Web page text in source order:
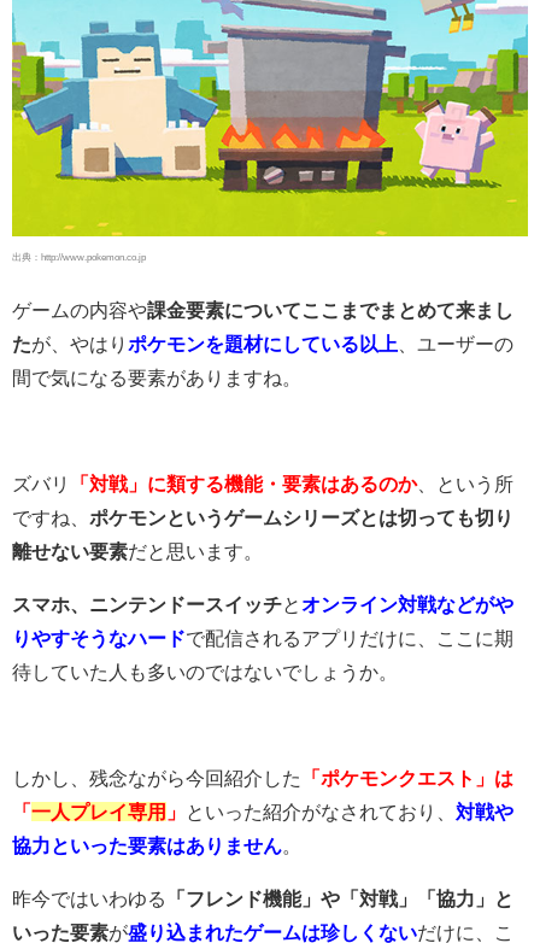
出典：http://www.pokemon.co.jp
ゲームの内容や課金要素についてここまでまとめて来まし
たが、やはり ポケモンを題材にしている以上 、ユーザーの
間で気になる要素がありますね。
ズバリ 「対戦」に類する機能・要素はあるのか、という所
ですね、 ポケモンというゲームシリーズとは切っても切り
離せない要素だと思います。
スマホ、ニンテンドースイッチと オンライン対戦などがや
りやすそうなハードで配信されるアプリだけに、ここに期
待していた人も多いのではないでしょうか。
しかし、残念ながら今回紹介した
「ポケモンクエスト」は
「 一人プレイ専用 」 といった紹介がなされており、 対戦や
協力といった要素はありません
昨今ではいわゆる
「フレンド機能」や「対戦」「協力」と
いった要素が盛り込まれたゲームは珍しくないだけに、こ